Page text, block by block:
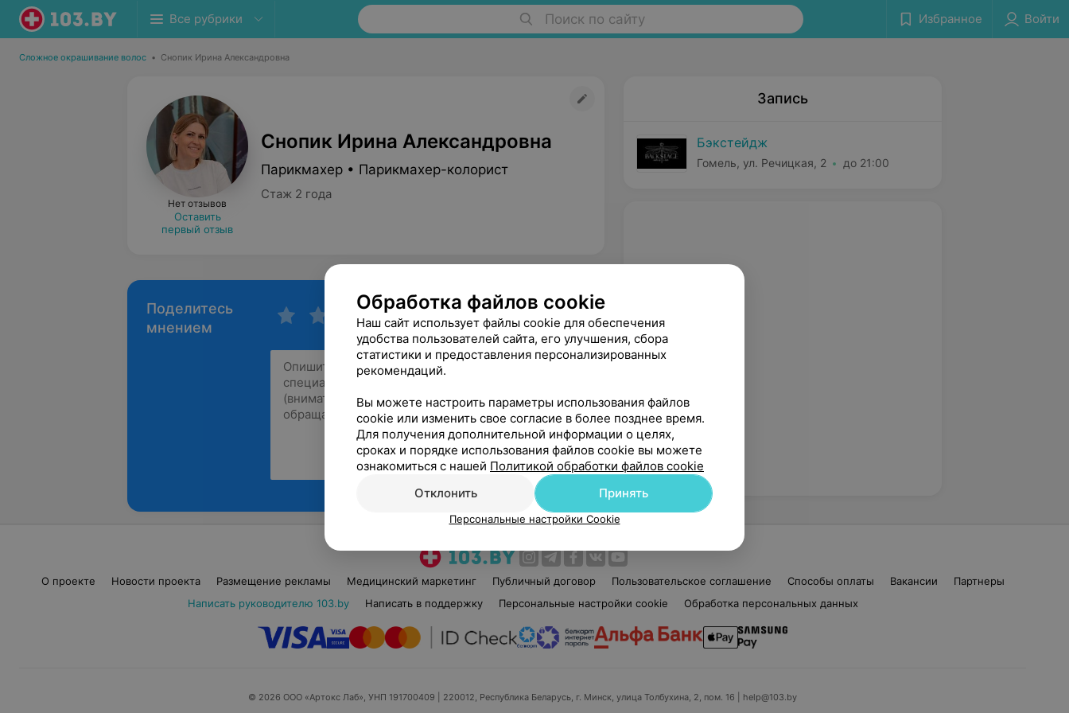
Все рубрики Поиск по сайту Избранное Войти
Сложное окрашивание волос • Снопик Ирина Александровна
Нет отзывов
Оставить
первый отзыв
Снопик Ирина Александровна
Парикмахер • Парикмахер-колорист
Стаж 2 года
Поделитесь
мнением
Рекомендую
Запись
Бэкстейдж
Гомель, ул. Речицкая, 2 до 21:00
О проекте Новости проекта Размещение рекламы Медицинский маркетинг Публичный договор Пользовательское соглашение Способы оплаты Вакансии
Партнеры
Написать руководителю 103.by
Написать в поддержку Персональные настройки cookie Обработка персональных данных
© 2026 ООО «Артокс Лаб», УНП 191700409 | 220012, Республика Беларусь, г. Минск, улица Толбухина, 2, пом. 16 | help@103.by
Обработка файлов cookie
Наш сайт использует файлы cookie для обеспечения
удобства пользователей сайта, его улучшения, сбора
статистики и предоставления персонализированных
рекомендаций.
Вы можете настроить параметры использования файлов
cookie или изменить свое согласие в более позднее время.
Для получения дополнительной информации о целях,
сроках и порядке использования файлов cookie вы можете
ознакомиться с нашей Политикой обработки файлов cookie
Отклонить
Принять
Персональные настройки Cookie